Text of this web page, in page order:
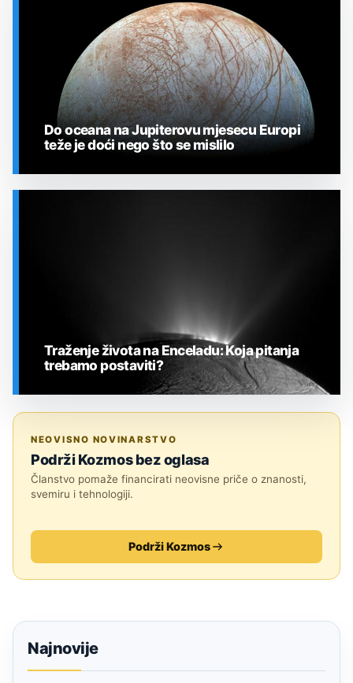
Do oceana na Jupiterovu mjesecu Europi
teže je doći nego što se mislilo
Traženje života na Enceladu: Koja pitanja
trebamo postaviti?
NEOVISNO NOVINARSTVO
Podrži Kozmos bez oglasa
Članstvo pomaže financirati neovisne priče o znanosti,
svemiru i tehnologiji.
Podrži Kozmos
Najnovije